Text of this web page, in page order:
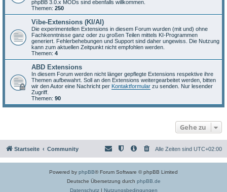
phpBB 3.0.x MODs sind ebenfalls willkommen.
Themen: 250
Vibe-Extensions (KI/AI)
Die experimentellen Extensions in diesem Forum wurden (mit und) ohne
Fachkenntnisse ganz oder zu großen Teilen mittels KI-Programmen
generiert. Fehlerbehebungen und Support sind daher ungewiss. Die Nutzung
kann zum aktuellen Zeitpunkt nicht empfohlen werden.
Themen: 4
ABD Extensions
In diesem Forum werden nicht länger gepflegte Extensions respektive ihre
Themen aufbewahrt. Soll an den Extensions weitergearbeitet werden, bitten
wir den Autor eine Nachricht per Kontaktformular zu senden. Nur lesender
Zugriff.
Themen: 90
Gehe zu
Startseite Community Alle Zeiten sind UTC+02:00
Powered by phpBB® Forum Software © phpBB Limited
Deutsche Übersetzung durch phpBB.de
Datenschutz| Nutzungsbedingungen